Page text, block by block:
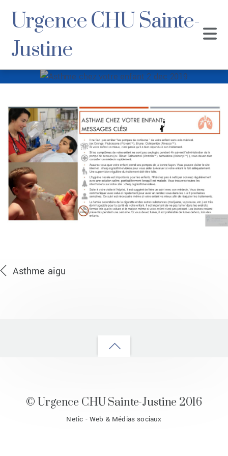
Urgence CHU Sainte-
Justine
Asthme chez votre
enfant 2 dec 2019
Asthme aigu
Back
© Urgence CHU Sainte-Justine 2016
Netic - Web & Médias sociaux